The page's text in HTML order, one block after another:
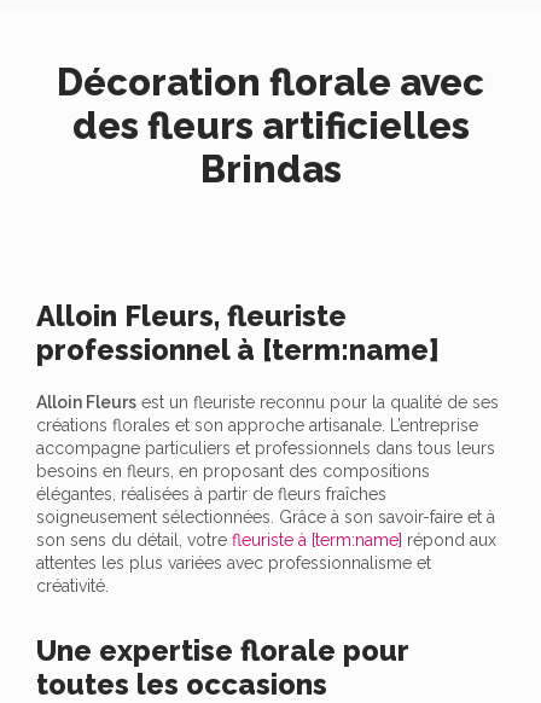
Décoration florale avec
des fleurs artificielles
Brindas
Alloin Fleurs, fleuriste
professionnel à [term:name]
Alloin Fleurs est un fleuriste reconnu pour la qualité de ses
créations florales et son approche artisanale. L’entreprise
accompagne particuliers et professionnels dans tous leurs
besoins en fleurs, en proposant des compositions
élégantes, réalisées à partir de fleurs fraîches
soigneusement sélectionnées. Grâce à son savoir-faire et à
son sens du détail, votre fleuriste à [term:name] répond aux
attentes les plus variées avec professionnalisme et
créativité.
Une expertise florale pour
toutes les occasions